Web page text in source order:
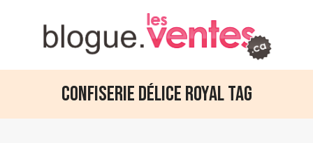
Confiserie Délice Royal Tag